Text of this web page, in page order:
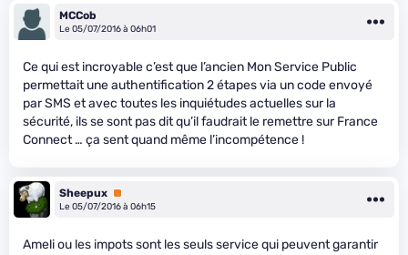
MCCob
Le 05/07/2016 à 06h01
Ce qui est incroyable c’est que l’ancien Mon Service Public
permettait une authentification 2 étapes via un code envoyé
par SMS et avec toutes les inquiétudes actuelles sur la
sécurité, ils se sont pas dit qu’il faudrait le remettre sur France
Connect … ça sent quand même l’incompétence !
Sheepux Premium
Le 05/07/2016 à 06h15
Ameli ou les impots sont les seuls service qui peuvent garantir